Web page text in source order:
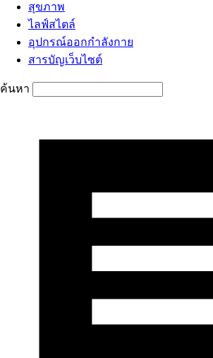
สุขภาพ
ไลฟ์สไตล์
อุปกรณ์ออกกำลังกาย
สารบัญเว็บไซต์
ค้นหา